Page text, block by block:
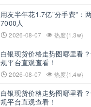
用友半年花1.7亿"分手费"：
7000人
2026-08-07 热度{1.3w}
白银现货价格走势图哪里看
规平台直观查看！
2026-08-07 热度{1.4w}
白银现货价格走势图哪里看
规平台直观查看！